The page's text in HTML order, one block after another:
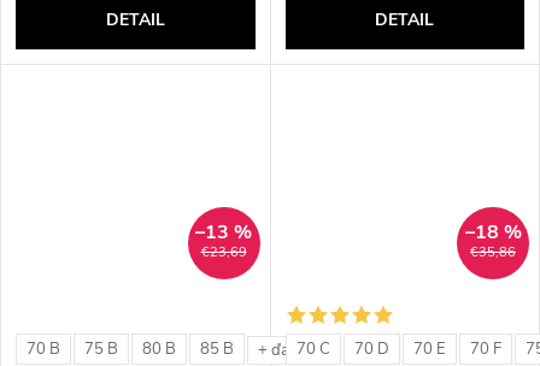
DETAIL DETAIL
€23,69
–13 %
70 B 75 B 80 B 85 B + ďalšie
€35,86
–18 %
70 C 70 D 70 E 70 F